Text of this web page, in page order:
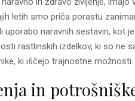
letih smo priča porastu
uporabo naravnih sestavin, kot
rastlinskih izdelkov, ki so ne
ki iščejo trajnostne možnosti.
in